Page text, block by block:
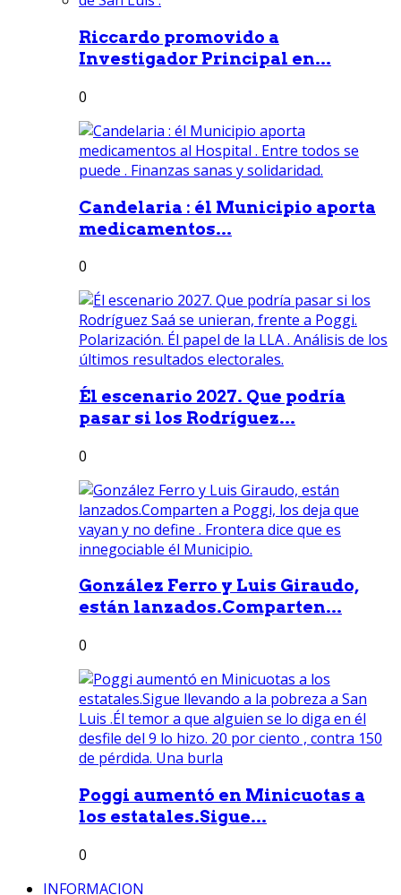
Riccardo promovido a
Investigador Principal en...
0
Candelaria : él Municipio aporta
medicamentos...
0
Él escenario 2027. Que podría
pasar si los Rodríguez...
0
González Ferro y Luis Giraudo,
están lanzados.Comparten...
0
Poggi aumentó en Minicuotas a
los estatales.Sigue...
0
INFORMACION